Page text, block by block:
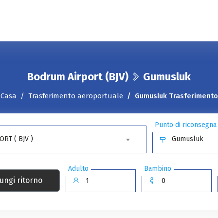
Bodrum Airport (BJV) Gumusluk
Casa Trasferimento aeroportuale Gumusluk Trasferimento
( BJV )
Punto di riconsegna
Gumusluk
ritorno
Adulto Bambino